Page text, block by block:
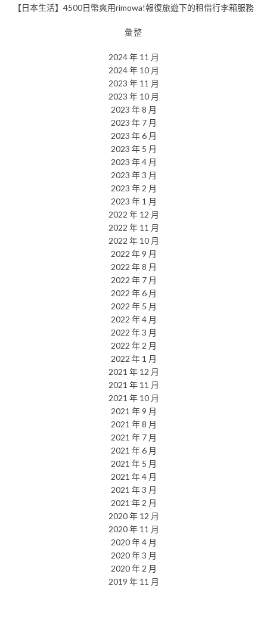
【日本生活】4500日幣爽用rimowa!報復旅遊下的租借行李箱服務
彙整
2024 年 11 月
2024 年 10 月
2023 年 11 月
2023 年 10 月
2023 年 8 月
2023 年 7 月
2023 年 6 月
2023 年 5 月
2023 年 4 月
2023 年 3 月
2023 年 2 月
2023 年 1 月
2022 年 12 月
2022 年 11 月
2022 年 10 月
2022 年 9 月
2022 年 8 月
2022 年 7 月
2022 年 6 月
2022 年 5 月
2022 年 4 月
2022 年 3 月
2022 年 2 月
2022 年 1 月
2021 年 12 月
2021 年 11 月
2021 年 10 月
2021 年 9 月
2021 年 8 月
2021 年 7 月
2021 年 6 月
2021 年 5 月
2021 年 4 月
2021 年 3 月
2021 年 2 月
2020 年 12 月
2020 年 11 月
2020 年 4 月
2020 年 3 月
2020 年 2 月
2019 年 11 月